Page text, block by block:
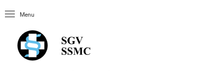
Menu
Nachschlagewerke
Fähigkeitsausweis
Formulare und Services